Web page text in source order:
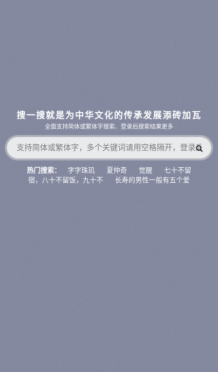
搜一搜就是为中华文化的传承发展添砖加瓦
全面支持简体或繁体字搜索、登录后搜索结果更多
热门搜索： 字字珠玑 夏仲奇 觉醒
七十不留
宿，八十不留饭，九十不
长寿的男性一般有五个爱